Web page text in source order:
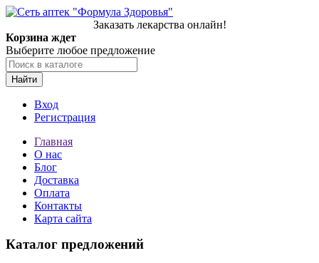
Заказать лекарства онлайн!
Корзина ждет
Выберите любое предложение
Найти
Вход
Регистрация
Главная
О нас
Блог
Доставка
Оплата
Контакты
Карта сайта
Каталог предложений